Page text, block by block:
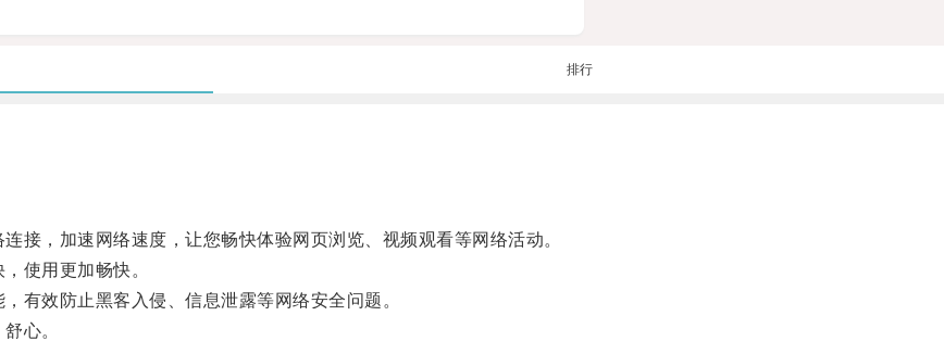
排行
，加速网络速度，让您畅快体验网页浏览、视频观看等网络活动。
使用更加畅快。
效防止黑客入侵、信息泄露等网络安全问题。
心。